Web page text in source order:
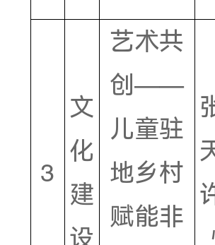
化
建
设
开：
赋能体
育文
IP数